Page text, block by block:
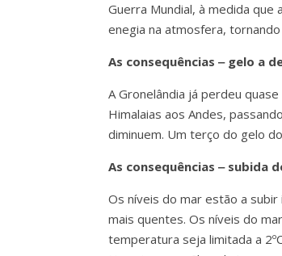
Guerra Mundial, à medida que
enegia na atmosfera,
As consequências ‒ gelo a
A Gronelândia já perdeu
Himalaias aos Andes,
diminuem. Um terço do gelo
As consequências ‒ subida
Os níveis do mar estão a
mais quentes. Os níveis do
temperatura seja limitada a